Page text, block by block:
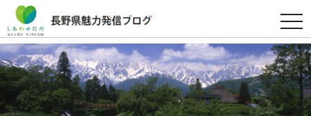
t
o
g
g
l
e
n
a
v